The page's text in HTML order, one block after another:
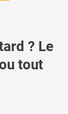
? Le
tout